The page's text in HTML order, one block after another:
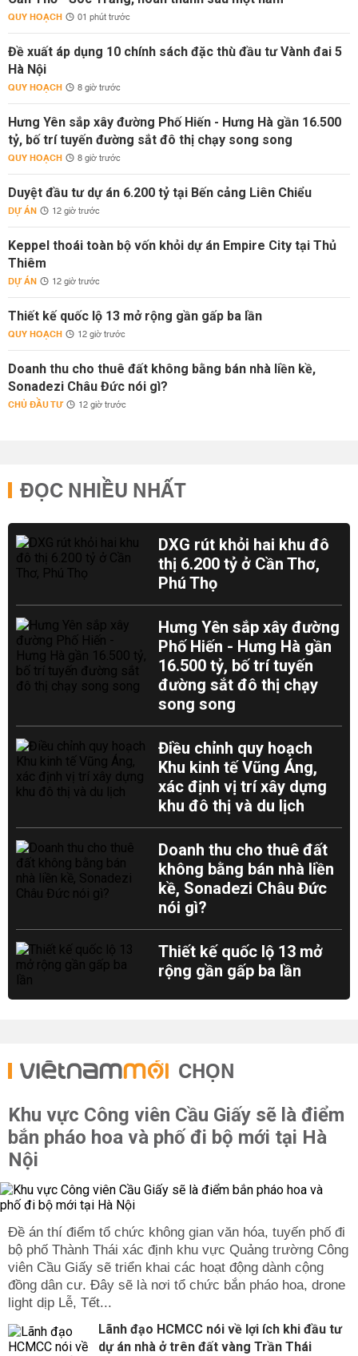
QUY HOẠCH 01 phút trước
Đề xuất áp dụng 10 chính sách đặc thù đầu tư Vành đai 5
Hà Nội
QUY HOẠCH 8 giờ trước
Hưng Yên sắp xây đường Phố Hiến - Hưng Hà gần 16.500
tỷ, bố trí tuyến đường sắt đô thị chạy song song
QUY HOẠCH 8 giờ trước
Duyệt đầu tư dự án 6.200 tỷ tại Bến cảng Liên Chiểu
DỰ ÁN 12 giờ trước
Keppel thoái toàn bộ vốn khỏi dự án Empire City tại Thủ
Thiêm
DỰ ÁN 12 giờ trước
Thiết kế quốc lộ 13 mở rộng gần gấp ba lần
QUY HOẠCH 12 giờ trước
Doanh thu cho thuê đất không bằng bán nhà liền kề,
Sonadezi Châu Đức nói gì?
CHỦ ĐẦU TƯ 12 giờ trước
ĐỌC NHIỀU NHẤT
DXG rút khỏi hai khu đô
thị 6.200 tỷ ở Cần Thơ,
Phú Thọ
Hưng Yên sắp xây đường
Phố Hiến - Hưng Hà gần
16.500 tỷ, bố trí tuyến
đường sắt đô thị chạy
song song
Điều chỉnh quy hoạch
Khu kinh tế Vũng Áng,
xác định vị trí xây dựng
khu đô thị và du lịch
Doanh thu cho thuê đất
không bằng bán nhà liền
kề, Sonadezi Châu Đức
nói gì?
Thiết kế quốc lộ 13 mở
rộng gần gấp ba lần
CHỌN
Khu vực Công viên Cầu Giấy sẽ là điểm
bắn pháo hoa và phố đi bộ mới tại Hà
Nội
Đề án thí điểm tổ chức không gian văn hóa, tuyến phố đi
bộ phố Thành Thái xác định khu vực Quảng trường Công
viên Cầu Giấy sẽ triển khai các hoạt động dành cộng
đồng dân cư. Đây sẽ là nơi tổ chức bắn pháo hoa, drone
light dịp Lễ, Tết...
Lãnh đạo HCMCC nói về lợi ích khi đầu tư
dự án nhà ở trên đất vàng Trần Thái